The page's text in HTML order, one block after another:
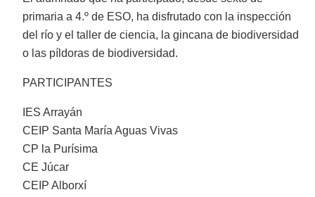
primaria a 4.º de ESO, ha disfrutado con la inspección
del río y el taller de ciencia, la gincana de biodiversidad
o las píldoras de biodiversidad.
PARTICIPANTES
IES Arrayán
CEIP Santa María Aguas Vivas
CP la Purísima
CE Júcar
CEIP Alborxí